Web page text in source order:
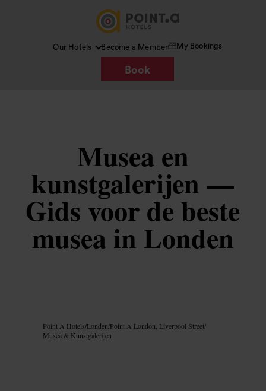
Our Hotels Become a Member My Bookings
Book
Musea en
kunstgalerijen —
Gids voor de beste
musea in Londen
Point A Hotels/Londen/Point A London, Liverpool Street/
Musea & Kunstgalerijen